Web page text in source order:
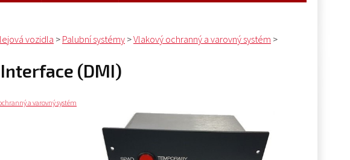
vozidla > Palubní systémy >Vlakový ochranný a varovný systém >
Interface (DMI)
a varovný systém